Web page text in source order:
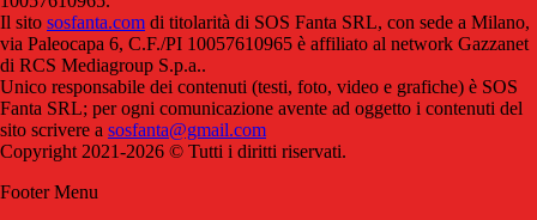
Il sito sosfanta.com di titolarità di SOS Fanta SRL, con sede a Milano,
via Paleocapa 6, C.F./PI 10057610965 è affiliato al network Gazzanet
di RCS Mediagroup S.p.a..
Unico responsabile dei contenuti (testi, foto, video e grafiche) è SOS
Fanta SRL; per ogni comunicazione avente ad oggetto i contenuti del
sito scrivere a sosfanta@gmail.com
Copyright 2021-2026 © Tutti i diritti riservati.
Footer Menu